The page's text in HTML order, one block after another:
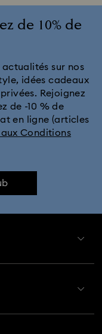
de 10% de
sur nos
idées cadeaux
Rejoignez
de -10 % de
en ligne (articles
Conditions